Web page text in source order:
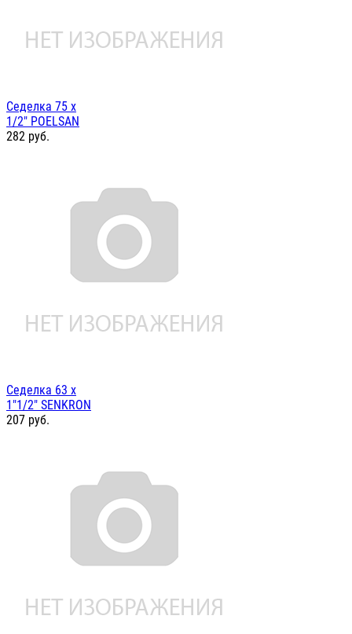
Седелка 75 х
1/2" POELSAN
282 руб.
Седелка 63 х
1"1/2" SENKRON
207 руб.